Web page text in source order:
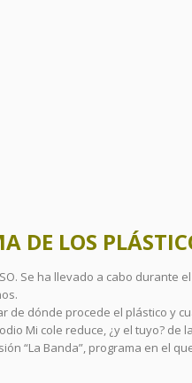
DE LOS
Se ha llevado a cabo durante
de dónde procede el plástico y
Mi cole reduce, ¿y el tuyo? de
“La Banda”, programa en el que